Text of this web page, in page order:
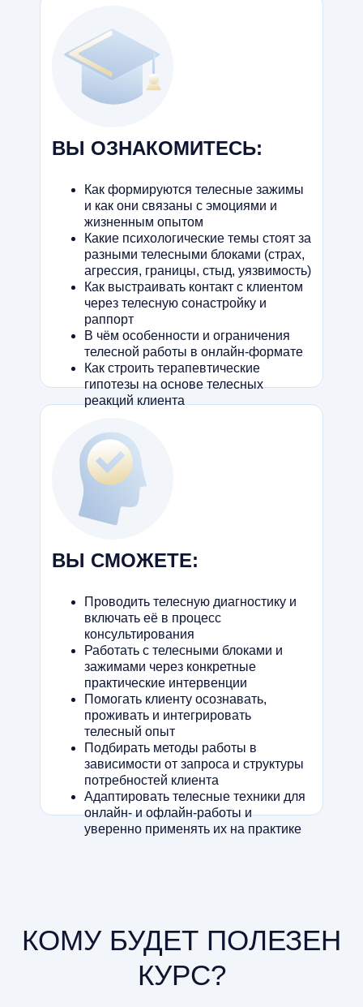
Проводить телесную диагностику и
включать её в процесс
консультирования
Работать с телесными блоками и
зажимами через конкретные
практические интервенции
Помогать клиенту осознавать,
проживать и интегрировать
телесный опыт
Подбирать методы работы в
зависимости от запроса и структуры
потребностей клиента
Адаптировать телесные техники для
онлайн- и офлайн-работы и
уверенно применять их на практике
ВЫ СМОЖЕТЕ:
Как формируются телесные зажимы
и как они связаны с эмоциями и
жизненным опытом
Какие психологические темы стоят за
разными телесными блоками (страх,
агрессия, границы, стыд, уязвимость)
Как выстраивать контакт с клиентом
через телесную сонастройку и
раппорт
В чём особенности и ограничения
телесной работы в онлайн-формате
Как строить терапевтические
гипотезы на основе телесных
реакций клиента
ВЫ ОЗНАКОМИТЕСЬ:
КОМУ БУДЕТ ПОЛЕЗЕН
КУРС?